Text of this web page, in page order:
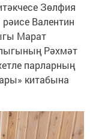
Зөлфия
Валентин
Марат
Рәхмәт
парларның
китабына